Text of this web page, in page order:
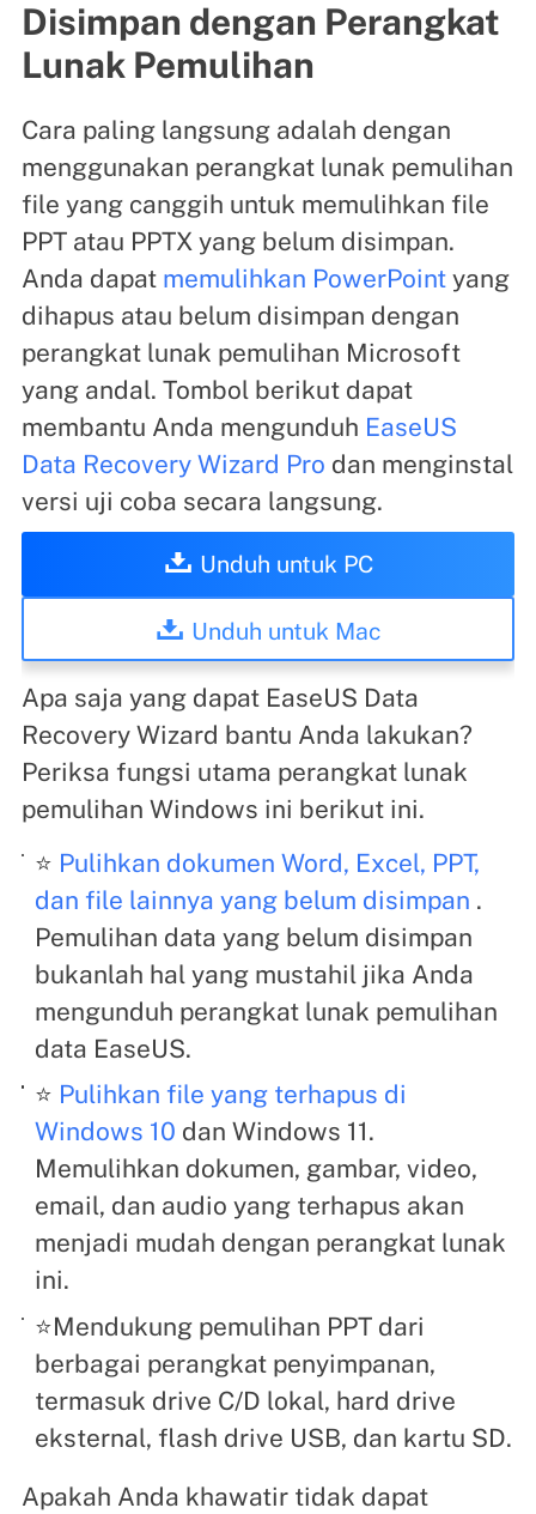
Disimpan dengan Perangkat
Lunak Pemulihan
Cara paling langsung adalah dengan
menggunakan perangkat lunak pemulihan
file yang canggih untuk memulihkan file
PPT atau PPTX yang belum disimpan.
Anda dapat memulihkan PowerPointyang
dihapus atau belum disimpan dengan
perangkat lunak pemulihan Microsoft
yang andal. Tombol berikut dapat
membantu Anda mengunduh EaseUS
Data Recovery Wizard Pro dan menginstal
versi uji coba secara langsung.
Unduh untuk PC
Unduh untuk Mac
Apa saja yang dapat EaseUS Data
Recovery Wizard bantu Anda lakukan?
Periksa fungsi utama perangkat lunak
pemulihan Windows ini berikut ini.
⭐ Pulihkan dokumen Word, Excel, PPT,
dan file lainnya yang belum disimpan .
Pemulihan data yang belum disimpan
bukanlah hal yang mustahil jika Anda
mengunduh perangkat lunak pemulihan
data EaseUS.
⭐ Pulihkan file yang terhapus di
Windows 10 dan Windows 11.
Memulihkan dokumen, gambar, video,
email, dan audio yang terhapus akan
menjadi mudah dengan perangkat lunak
ini.
⭐Mendukung pemulihan PPT dari
berbagai perangkat penyimpanan,
termasuk drive C/D lokal, hard drive
eksternal, flash drive USB, dan kartu SD.
Apakah Anda khawatir tidak dapat